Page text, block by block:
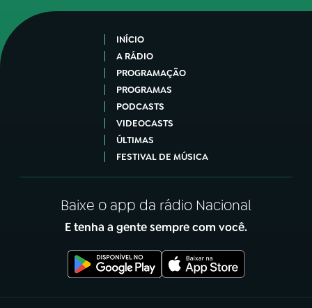
INÍCIO
A RÁDIO
PROGRAMAÇÃO
PROGRAMAS
PODCASTS
VIDEOCASTS
ÚLTIMAS
FESTIVAL DE MÚSICA
Baixe o app da rádio Nacional
E tenha a gente sempre com você.